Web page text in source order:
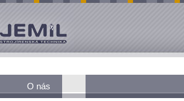
O nás